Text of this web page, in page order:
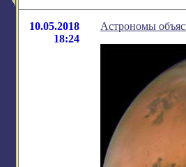
10.05.2018
18:24
Астрономы